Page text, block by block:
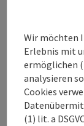
Küche
Wir möchten
Erlebnis mit
ermöglichen
analysieren
Cookies
(1) lit. a